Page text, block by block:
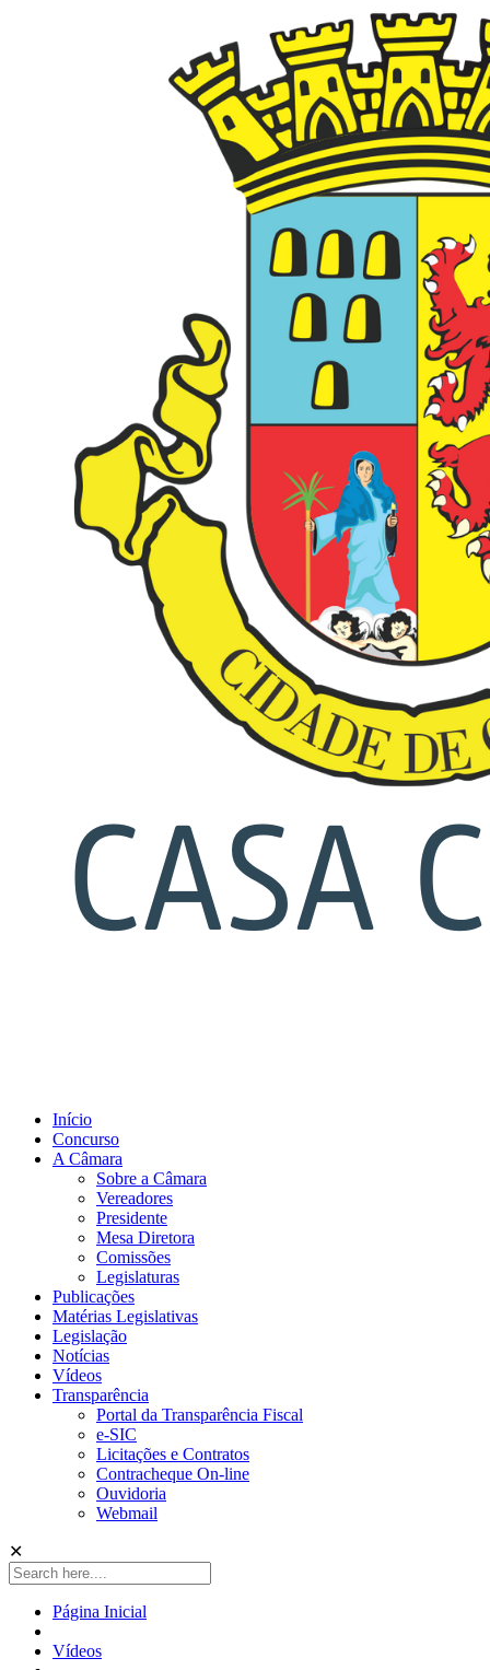
Início
Concurso
A Câmara
Sobre a Câmara
Vereadores
Presidente
Mesa Diretora
Comissões
Legislaturas
Publicações
Matérias Legislativas
Legislação
Notícias
Vídeos
Transparência
Portal da Transparência Fiscal
e-SIC
Licitações e Contratos
Contracheque On-line
Ouvidoria
Webmail
✕
Página Inicial
Vídeos